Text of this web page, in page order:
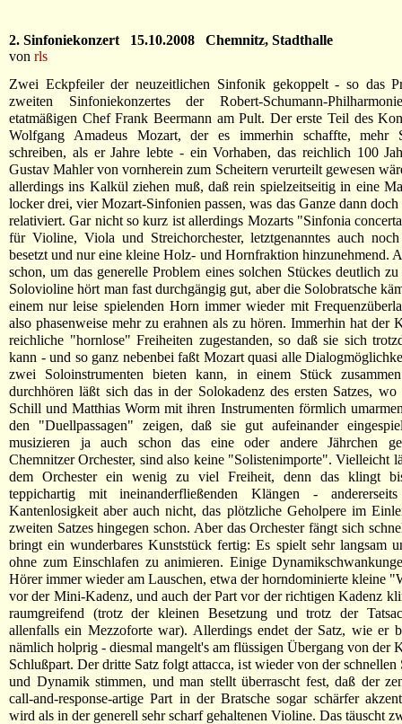
2. Sinfoniekonzert 15.10.2008 Chemnitz, Stadthalle
von rls
Zwei Eckpfeiler der neuzeitlichen Sinfonik gekoppelt - so das
zweiten Sinfoniekonzertes der Robert-Schumann-
etatmäßigen Chef Frank Beermann am Pult. Der erste Teil des
Wolfgang Amadeus Mozart, der es immerhin schaffte, mehr
schreiben, als er Jahre lebte - ein Vorhaben, das reichlich 100
Gustav Mahler von vornherein zum Scheitern verurteilt gewesen
allerdings ins Kalkül ziehen muß, daß rein spielzeitseitig in eine
locker drei, vier Mozart-Sinfonien passen, was das Ganze dann
relativiert. Gar nicht so kurz ist allerdings Mozarts "Sinfonia
für Violine, Viola und Streichorchester, letztgenanntes auch
besetzt und nur eine kleine Holz- und Hornfraktion hinzunehmend.
schon, um das generelle Problem eines solchen Stückes deutlich
Solovioline hört man fast durchgängig gut, aber die Solobratsche
einem nur leise spielenden Horn immer wieder mit
also phasenweise mehr zu erahnen als zu hören. Immerhin hat der
reichliche "hornlose" Freiheiten zugestanden, so daß sie sich
kann - und so ganz nebenbei faßt Mozart quasi alle
zwei Soloinstrumenten bieten kann, in einem Stück
durchhören läßt sich das in der Solokadenz des ersten Satzes,
Schill und Matthias Worm mit ihren Instrumenten förmlich
den "Duellpassagen" zeigen, daß sie gut aufeinander
musizieren ja auch schon das eine oder andere Jährchen
Chemnitzer Orchester, sind also keine "Solistenimporte". Vielleicht
dem Orchester ein wenig zu viel Freiheit, denn das klingt
teppichartig mit ineinanderfließenden Klängen -
Kantenlosigkeit aber auch nicht, das plötzliche Geholpere im
zweiten Satzes hingegen schon. Aber das Orchester fängt sich
bringt ein wunderbares Kunststück fertig: Es spielt sehr langsam
ohne zum Einschlafen zu animieren. Einige
Hörer immer wieder am Lauschen, etwa der horndominierte kleine
vor der Mini-Kadenz, und auch der Part vor der richtigen Kadenz
raumgreifend (trotz der kleinen Besetzung und trotz der
allenfalls ein Mezzoforte war). Allerdings endet der Satz, wie er
nämlich holprig - diesmal mangelt's am flüssigen Übergang von der
Schlußpart. Der dritte Satz folgt attacca, ist wieder von der schnellen
und Dynamik stimmen, und man stellt überrascht fest, daß der
call-and-response-artige Part in der Bratsche sogar schärfer
wird als in der generell sehr scharf gehaltenen Violine. Das täuscht